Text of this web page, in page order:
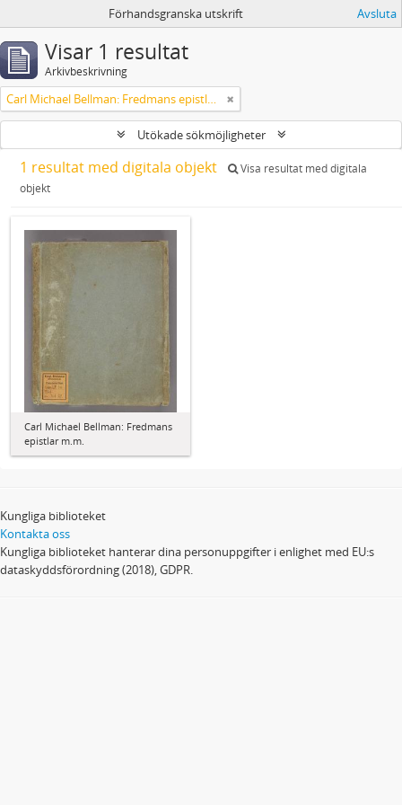
Förhandsgranska utskrift Avsluta
Visar 1 resultat
Arkivbeskrivning
Carl Michael Bellman: Fredmans epistlar m.m.
Utökade sökmöjligheter
1 resultat med digitala objekt
Visa resultat med digitala
objekt
Carl Michael Bellman: Fredmans
epistlar m.m.
Kungliga biblioteket
Kontakta oss
Kungliga biblioteket hanterar dina personuppgifter i enlighet med EU:s
dataskyddsförordning (2018), GDPR.